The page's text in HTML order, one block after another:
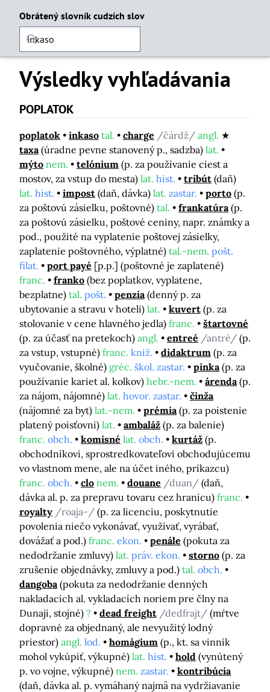
Obrátený slovník cudzích slov
Výsledky vyhľadávania
POPLATOK
poplatok inkaso tal. charge /čárdž/ angl.
taxa (úradne pevne stanovený p., sadzba) lat.
mýto nem. telónium (p. za používanie ciest a
mostov, za vstup do mesta) lat. hist. tribút (daň)
lat. hist. impost (daň, dávka) lat. zastar. porto (p.
za poštovú zásielku, poštovné) tal. frankatúra (p.
za poštovú zásielku, poštové ceniny, napr. známky a
pod., použité na vyplatenie poštovej zásielky,
zaplatenie poštovného, výplatné) tal.-nem. pošt.
filat.
port payé [p.p.] (poštovné je zaplatené)
franc.
franko (bez poplatkov, vyplatene,
bezplatne) tal. pošt. penzia (denný p. za
ubytovanie a stravu v hoteli) lat. kuvert (p. za
stolovanie v cene hlavného jedla) franc.
štartovné
(p. za účasť na pretekoch) angl. entreé /antré/ (p.
za vstup, vstupné) franc. kniž. didaktrum (p. za
vyučovanie, školné) gréc. škol. zastar. pinka (p. za
používanie kariet al. kolkov) hebr.-nem. árenda (p.
za nájom, nájomné) lat. hovor. zastar.
činža
(nájomné za byt) lat.-nem. prémia (p. za poistenie
platený poisťovni) lat. ambaláž (p. za balenie)
franc. obch. komisné lat. obch. kurtáž (p.
obchodníkovi, sprostredkovateľovi obchodujúcemu
vo vlastnom mene, ale na účet iného, príkazcu)
franc. obch. clo nem. douane /duan/ (daň,
dávka al. p. za prepravu tovaru cez hranicu) franc.
royalty /roaja-/ (p. za licenciu, poskytnutie
povolenia niečo vykonávať, využívať, vyrábať,
dovážať a pod.) franc. ekon. penále (pokuta za
nedodržanie zmluvy) lat. práv. ekon. storno (p. za
zrušenie objednávky, zmluvy a pod.) tal. obch.
dangoba (pokuta za nedodržanie denných
nakladacích al. vykladacích noriem pre člny na
Dunaji, stojné) ? dead freight /dedfrajt/ (mŕtve
dopravné za objednaný, ale nevyužitý lodný
priestor) angl. lod. homágium (p., kt. sa vinník
mohol vykúpiť, výkupné) lat. hist. hold (vynútený
p. vo vojne, výkupné) nem. zastar.
kontribúcia
(daň, dávka al. p. vymáhaný najmä na vydržiavanie